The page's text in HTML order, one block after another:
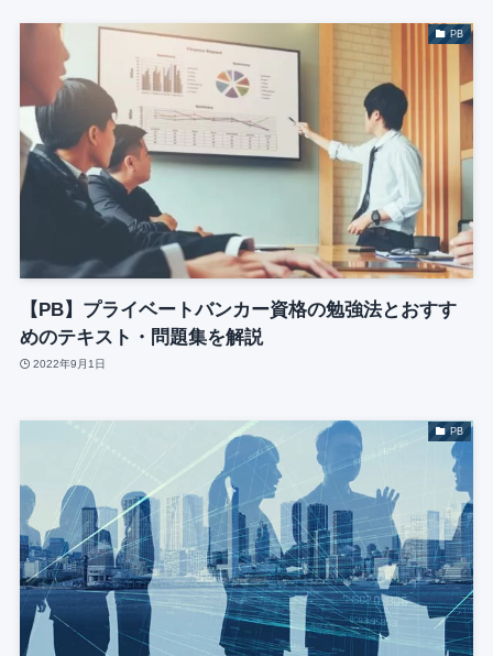
PB
【PB】プライベートバンカー資格の勉強法とおすす
めのテキスト・問題集を解説
2022年9月1日
PB